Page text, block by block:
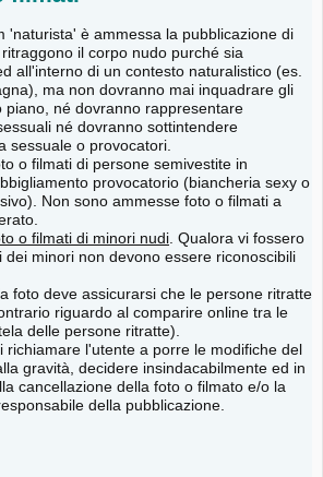
'naturista' è ammessa la pubblicazione di
il corpo nudo purché sia
all'interno di un contesto naturalistico (es.
ma non dovranno mai inquadrare gli
piano, né dovranno rappresentare
né dovranno sottintendere
sessuale o provocatori.
o filmati di persone semivestite in
provocatorio (biancheria sexy o
Non sono ammesse foto o filmati a
o filmati di minori nudi. Qualora vi fossero
dei minori non devono essere riconoscibili
foto deve assicurarsi che le persone ritratte
riguardo al comparire online tra le
delle persone ritratte).
richiamare l'utente a porre le modifiche del
gravità, decidere insindacabilmente ed in
cancellazione della foto o filmato e/o la
della pubblicazione.